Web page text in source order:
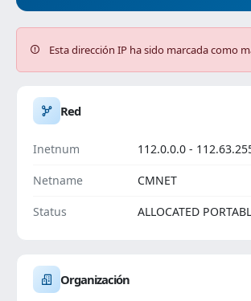
Esta dirección IP ha sido marcada como
Red
Inetnum 112.0.0.0 -
Netname CMNET
Status ALLOCATED
Organización